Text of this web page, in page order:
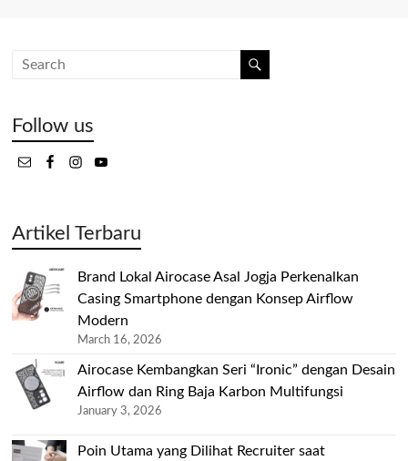
Follow us
Artikel Terbaru
Brand Lokal Airocase Asal Jogja Perkenalkan
Casing Smartphone dengan Konsep Airflow
Modern
March 16, 2026
Airocase Kembangkan Seri “Ironic” dengan Desain
Airflow dan Ring Baja Karbon Multifungsi
January 3, 2026
Poin Utama yang Dilihat Recruiter saat